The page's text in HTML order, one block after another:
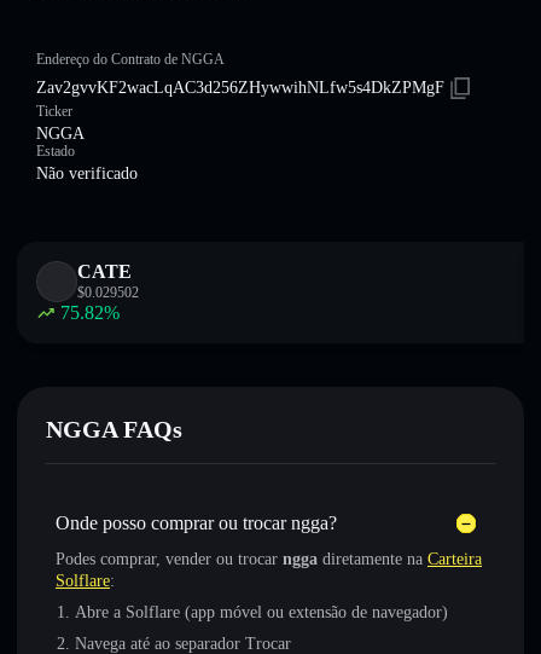
Endereço do Contrato de NGGA
Zav2gvvKF2wacLqAC3d256ZHywwihNLfw5s4DkZPMgF
Ticker
NGGA
Estado
Não verificado
CATE
$0.029502
75.82%
NGGA FAQs
Onde posso comprar ou trocar ngga?
Podes comprar, vender ou trocar ngga diretamente na Carteira
Solflare:
Abre a Solflare (app móvel ou extensão de navegador)
Navega até ao separador Trocar